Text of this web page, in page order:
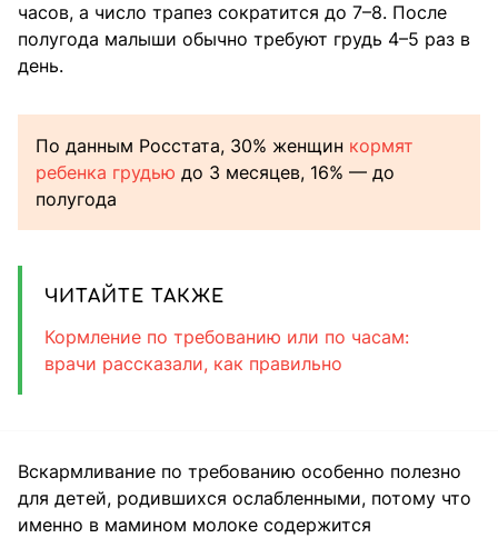
часов, а число трапез сократится до 7–8. После
полугода малыши обычно требуют грудь 4–5 раз в
день.
По данным Росстата, 30% женщин кормят
ребенка грудью до 3 месяцев, 16% — до
полугода
ЧИТАЙТЕ ТАКЖЕ
Кормление по требованию или по часам:
врачи рассказали, как правильно
Вскармливание по требованию особенно полезно
для детей, родившихся ослабленными, потому что
именно в мамином молоке содержится